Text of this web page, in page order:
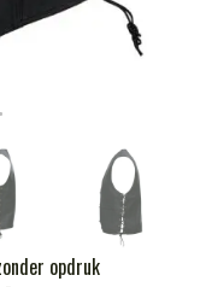
opdruk